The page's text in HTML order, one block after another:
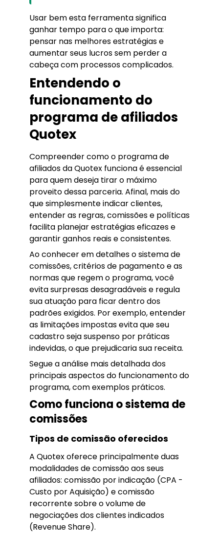
Usar bem esta ferramenta significa
ganhar tempo para o que importa:
pensar nas melhores estratégias e
aumentar seus lucros sem perder a
cabeça com processos complicados.
Entendendo o
funcionamento do
programa de afiliados
Quotex
Compreender como o programa de
afiliados da Quotex funciona é essencial
para quem deseja tirar o máximo
proveito dessa parceria. Afinal, mais do
que simplesmente indicar clientes,
entender as regras, comissões e políticas
facilita planejar estratégias eficazes e
garantir ganhos reais e consistentes.
Ao conhecer em detalhes o sistema de
comissões, critérios de pagamento e as
normas que regem o programa, você
evita surpresas desagradáveis e regula
sua atuação para ficar dentro dos
padrões exigidos. Por exemplo, entender
as limitações impostas evita que seu
cadastro seja suspenso por práticas
indevidas, o que prejudicaria sua receita.
Segue a análise mais detalhada dos
principais aspectos do funcionamento do
programa, com exemplos práticos.
Como funciona o sistema de
comissões
Tipos de comissão oferecidos
A Quotex oferece principalmente duas
modalidades de comissão aos seus
afiliados: comissão por indicação (CPA -
Custo por Aquisição) e comissão
recorrente sobre o volume de
negociações dos clientes indicados
(Revenue Share).